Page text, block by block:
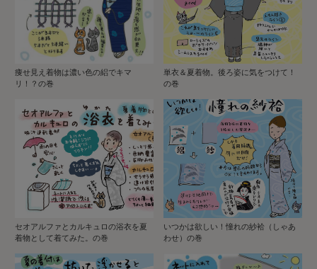
痩せ見え着物は濃い色の絽でキマ
リ！？の巻
単衣＆夏着物。後ろ姿に気をつけて！
の巻
セオアルファとカルキュロの浴衣を夏
着物として着てみた。の巻
いつかは欲しい！憧れの紗袷（しゃあ
わせ）の巻